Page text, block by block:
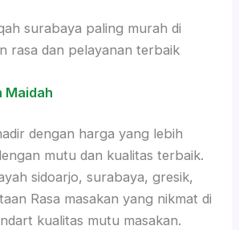
surabaya paling murah di
rasa dan pelayanan terbaik
Maidah
dengan harga yang lebih
mutu dan kualitas terbaik.
sidoarjo, surabaya, gresik,
Rasa masakan yang nikmat di
kualitas mutu masakan.